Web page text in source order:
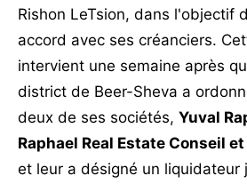
Rishon LeTsion, dans l'objectif
accord avec ses créanciers.
intervient une semaine après
district de Beer-Sheva a
deux de ses sociétés, Yuval
Raphael Real Estate Conseil
et leur a désigné un liquidateur